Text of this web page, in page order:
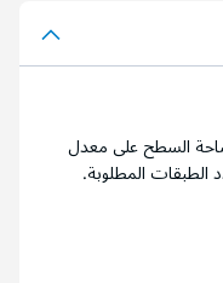
السطح على معدل
الطبقات المطلوبة.